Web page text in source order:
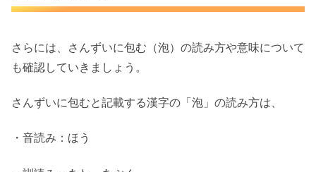
さらには、さんずいに包む（泡）の読み方や意味について
も確認していきましょう。
さんずいに包むと記載する漢字の「泡」の読み方は、
・音読み：ほう